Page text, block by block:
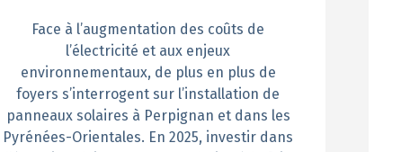
Face à l’augmentation des coûts de
l’électricité et aux enjeux
environnementaux, de plus en plus de
foyers s’interrogent sur l’installation de
panneaux solaires à Perpignan et dans les
Pyrénées-Orientales. En 2025, investir dans